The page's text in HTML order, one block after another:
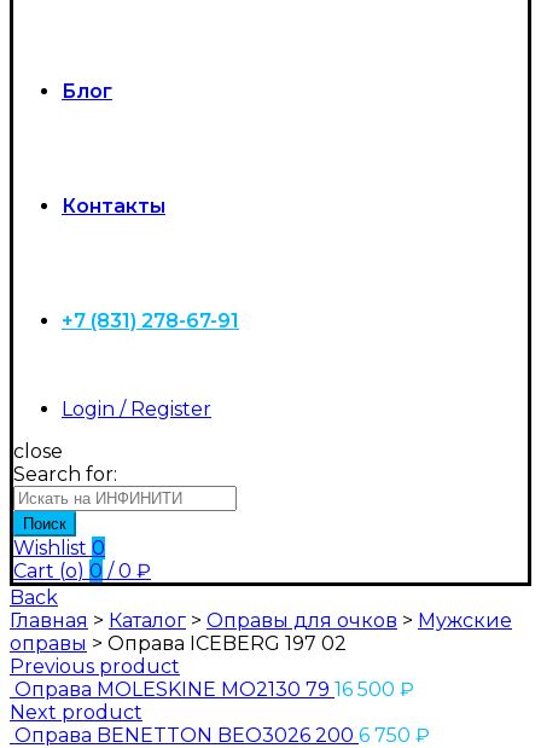
Блог
Контакты
+7 (831) 278-67-91
Login / Register
close
Search for:
Поиск
Wishlist 0
Cart (o) 0 / 0 ₽
Back
Главная > Каталог > Оправы для очков > Мужские
оправы > Оправа ICEBERG 197 02
Previous product
Оправа MOLESKINE MO2130 79 16 500 ₽
Next product
Оправа BENETTON BEO3026 200 6 750 ₽